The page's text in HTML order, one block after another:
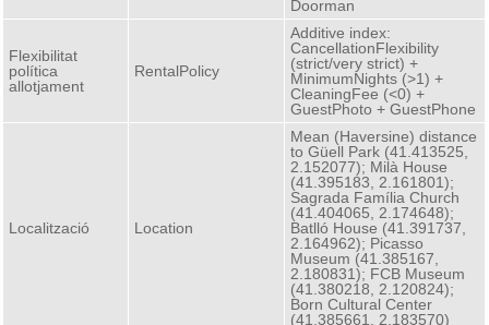
Doorman
Flexibilitat
política
allotjament
RentalPolicy
Additive index:
CancellationFlexibility
(strict/very strict) +
MinimumNights (>1) +
CleaningFee (<0) +
GuestPhoto + GuestPhone
Localització Location
Mean (Haversine) distance
to Güell Park (41.413525,
2.152077); Milà House
(41.395183, 2.161801);
Sagrada Família Church
(41.404065, 2.174648);
Batlló House (41.391737,
2.164962); Picasso
Museum (41.385167,
2.180831); FCB Museum
(41.380218, 2.120824);
Born Cultural Center
(41.385661, 2.183570)